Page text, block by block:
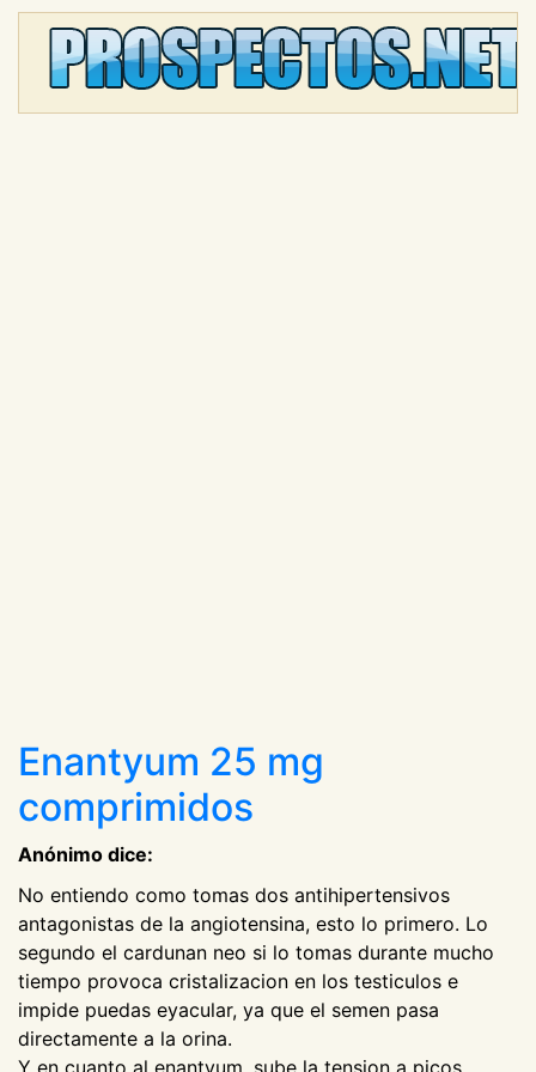
Enantyum 25 mg
comprimidos
Anónimo dice:
No entiendo como tomas dos antihipertensivos
antagonistas de la angiotensina, esto lo primero. Lo
segundo el cardunan neo si lo tomas durante mucho
tiempo provoca cristalizacion en los testiculos e
impide puedas eyacular, ya que el semen pasa
directamente a la orina.
Y en cuanto al enantyum, sube la tension a picos